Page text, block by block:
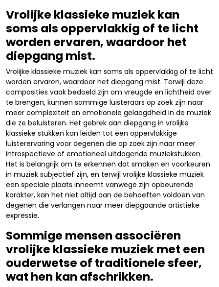
Vrolijke klassieke muziek kan
soms als oppervlakkig of te licht
worden ervaren, waardoor het
diepgang mist.
Vrolijke klassieke muziek kan soms als oppervlakkig of te licht
worden ervaren, waardoor het diepgang mist. Terwijl deze
composities vaak bedoeld zijn om vreugde en lichtheid over
te brengen, kunnen sommige luisteraars op zoek zijn naar
meer complexiteit en emotionele gelaagdheid in de muziek
die ze beluisteren. Het gebrek aan diepgang in vrolijke
klassieke stukken kan leiden tot een oppervlakkige
luisterervaring voor degenen die op zoek zijn naar meer
introspectieve of emotioneel uitdagende muziekstukken.
Het is belangrijk om te erkennen dat smaken en voorkeuren
in muziek subjectief zijn, en terwijl vrolijke klassieke muziek
een speciale plaats inneemt vanwege zijn opbeurende
karakter, kan het niet altijd aan de behoeften voldoen van
degenen die verlangen naar meer diepgaande artistieke
expressie.
Sommige mensen associëren
vrolijke klassieke muziek met een
ouderwetse of traditionele sfeer,
wat hen kan afschrikken.